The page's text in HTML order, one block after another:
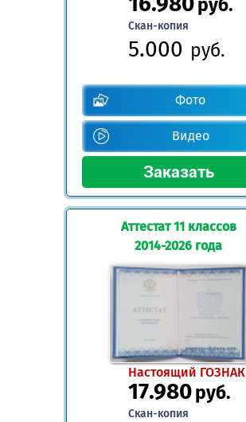
Скан-копия
5.000 руб.
Фото
Видео
Аттестат 11 классов
2014-2026 года
Настоящий ГОЗНАК
17.980руб.
Скан-копия